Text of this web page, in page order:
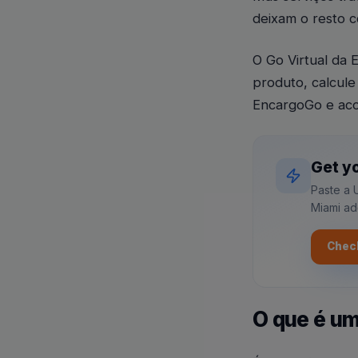
deixam o resto
O Go Virtual da
produto,
EncargoGo e
Get
Paste a
Miami
O que é